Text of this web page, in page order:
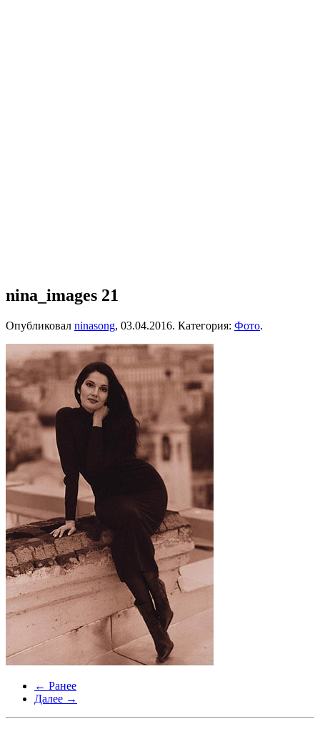
nina_images 21
Опубликовал ninasong, 03.04.2016. Категория: Фото.
← Ранее
Далее →